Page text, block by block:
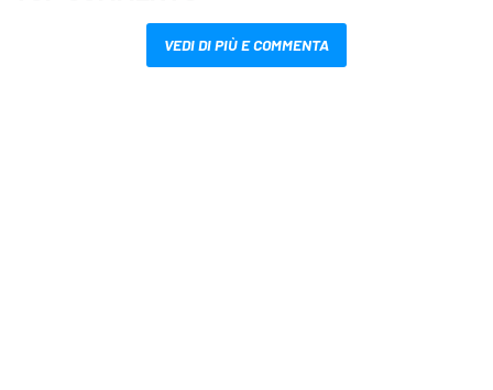
VEDI DI PIÙ E COMMENTA